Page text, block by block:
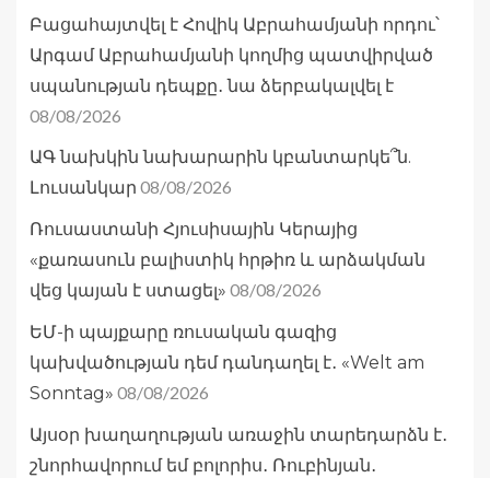
Բացահայտվել է Հովիկ Աբրահամյանի որդու՝
Արգամ Աբրահամյանի կողմից պատվիրված
սպանության դեպքը․ նա ձերբակալվել է
08/08/2026
ԱԳ նախկին նախարարին կբանտարկե՞ն.
Լուսանկար 08/08/2026
Ռուսաստանի Հյուսիսային Կերայից
«քառասուն բալիստիկ հրթիռ և արձակման
վեց կայան է ստացել» 08/08/2026
ԵՄ-ի պայքարը ռուսական գազից
կախվածության դեմ դանդաղել է․ «Welt am
Sonntag» 08/08/2026
Այսօր խաղաղության առաջին տարեդարձն է․
շնորհավորում եմ բոլորիս․ Ռուբինյան․